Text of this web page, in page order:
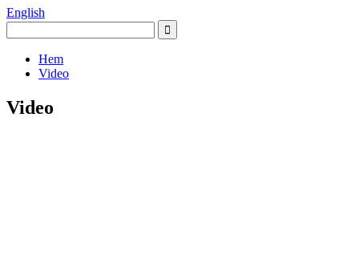
English
Hem
Video
Video